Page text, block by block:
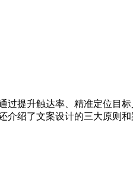
提升触达率、精准定位目
介绍了文案设计的三大原则和